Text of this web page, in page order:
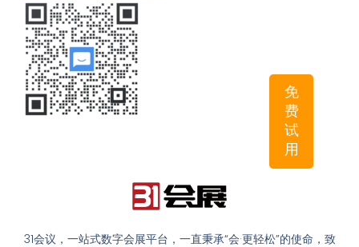
免
费
试
用
31会议，一站式数字会展平台，一直秉承“会·更轻松”的使命，致